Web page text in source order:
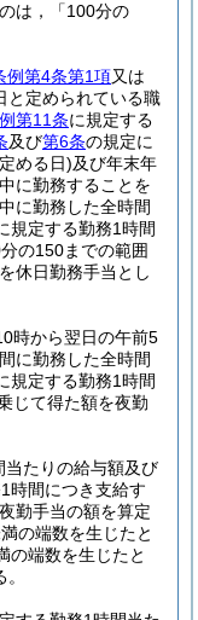
は，「100分の
例第4条第1項又は
と定められている職
第11条に規定する
及び第6条の規定に
める日)及び年末年
に勤務することを
に勤務した全時間
規定する勤務1時間
の150までの範囲
休日勤務手当とし
時から翌日の午前5
に勤務した全時間
規定する勤務1時間
じて得た額を夜勤
当たりの給与額及び
時間につき支給す
勤手当の額を算定
の端数を生じたと
の端数を生じたと